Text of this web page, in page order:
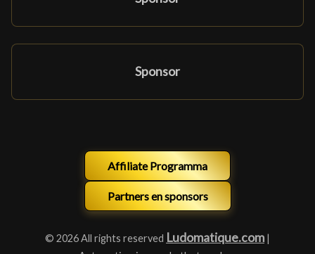
Sponsor
Affiliate Programma
Partners en sponsors
© 2026 All rights reserved Ludomatique.com |